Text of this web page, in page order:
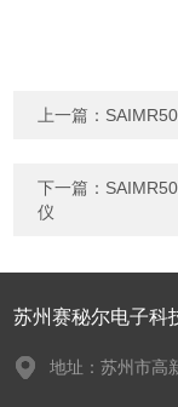
上一篇：
下一篇：
仪
苏州赛秘尔电子科
地址：苏州市高